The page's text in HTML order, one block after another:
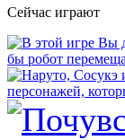
Сейчас играют